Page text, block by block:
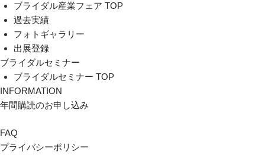
ブライダル産業フェア TOP
過去実績
フォトギャラリー
出展登録
ブライダルセミナー
ブライダルセミナー TOP
INFORMATION
年間購読のお申し込み
FAQ
プライバシーポリシー